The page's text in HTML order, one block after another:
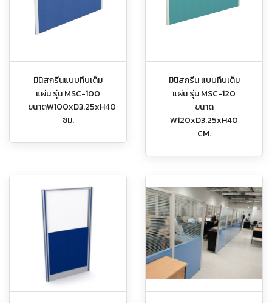
มินิสกรีนแบบทึบเต็ม
แผ่น รุ่น MSC-100
ขนาดW100xD3.25xH40
ซม.
มินิสกรีน แบบทึบเต็ม
แผ่น รุ่น MSC-120
ขนาด
W120xD3.25xH40
CM.